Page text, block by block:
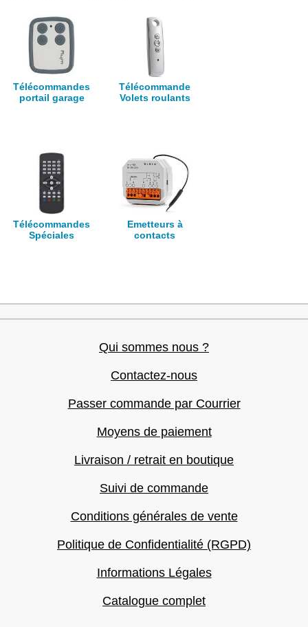
Télécommandes
portail garage
Télécommande
Volets roulants
Télécommandes
Spéciales
Emetteurs à
contacts
Qui sommes nous ?
Contactez-nous
Passer commande par Courrier
Moyens de paiement
Livraison / retrait en boutique
Suivi de commande
Conditions générales de vente
Politique de Confidentialité (RGPD)
Informations Légales
Catalogue complet